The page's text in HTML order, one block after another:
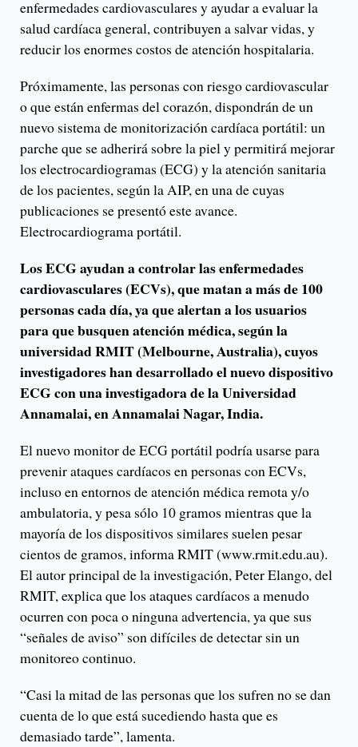
enfermedades cardiovasculares y ayudar a evaluar la
salud cardíaca general, contribuyen a salvar vidas, y
reducir los enormes costos de atención hospitalaria.
Próximamente, las personas con riesgo cardiovascular
o que están enfermas del corazón, dispondrán de un
nuevo sistema de monitorización cardíaca portátil: un
parche que se adherirá sobre la piel y permitirá mejorar
los electrocardiogramas (ECG) y la atención sanitaria
de los pacientes, según la AIP, en una de cuyas
publicaciones se presentó este avance.
Electrocardiograma portátil.
Los ECG ayudan a controlar las enfermedades
cardiovasculares (ECVs), que matan a más de 100
personas cada día, ya que alertan a los usuarios
para que busquen atención médica, según la
universidad RMIT (Melbourne, Australia), cuyos
investigadores han desarrollado el nuevo dispositivo
ECG con una investigadora de la Universidad
Annamalai, en Annamalai Nagar, India.
El nuevo monitor de ECG portátil podría usarse para
prevenir ataques cardíacos en personas con ECVs,
incluso en entornos de atención médica remota y/o
ambulatoria, y pesa sólo 10 gramos mientras que la
mayoría de los dispositivos similares suelen pesar
cientos de gramos, informa RMIT (www.rmit.edu.au).
El autor principal de la investigación, Peter Elango, del
RMIT, explica que los ataques cardíacos a menudo
ocurren con poca o ninguna advertencia, ya que sus
“señales de aviso” son difíciles de detectar sin un
monitoreo continuo.
“Casi la mitad de las personas que los sufren no se dan
cuenta de lo que está sucediendo hasta que es
demasiado tarde”, lamenta.